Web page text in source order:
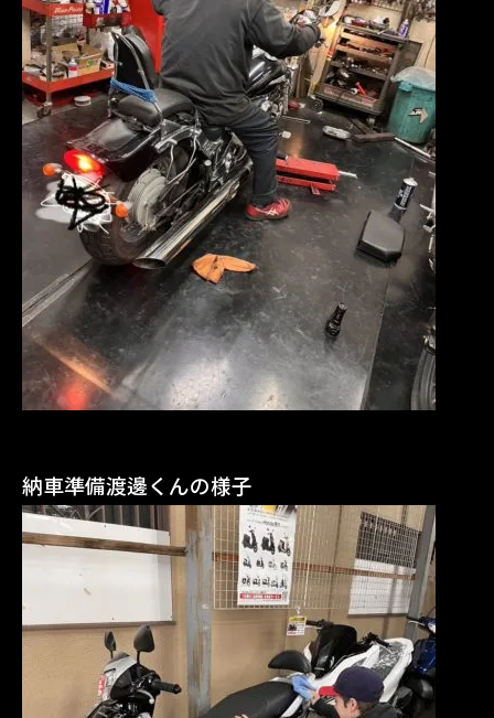
納車準備渡邊くんの様子